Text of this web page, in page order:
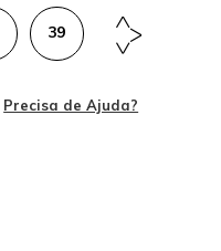
39 40
Precisa de Ajuda?